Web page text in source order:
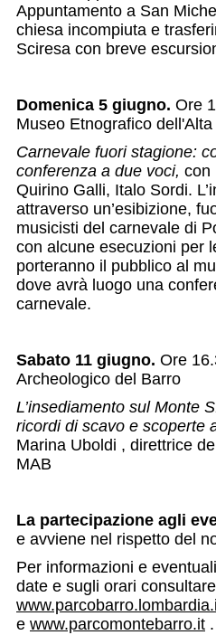
Appuntamento a San
chiesa incompiuta e
Sciresa con breve
Domenica 5 giugno. Ore
Museo Etnografico
Carnevale fuori stagione:
conferenza a due voci, con
Quirino Galli, Italo Sordi.
attraverso un’esibizione,
musicisti del carnevale di
con alcune esecuzioni per
porteranno il pubblico al
dove avrà luogo una
carnevale.
Sabato 11 giugno. Ore
Archeologico del Barro
L’insediamento sul Monte
ricordi di scavo e scoperte
Marina Uboldi , direttrice
MAB
La partecipazione agli
e avviene nel rispetto del
Per informazioni e
date e sugli orari
e www.parcomontebarro.it .